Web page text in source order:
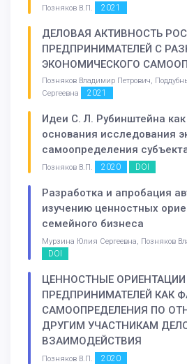
Позняков В.П. 2021
ДЕЛОВАЯ АКТИВНОСТЬ
ПРЕДПРИНИМАТЕЛЕЙ С
ЭКОНОМИЧЕСКОГО
Позняков Владимир Петрович,
Сергеевна
2021
Идеи С. Л. Рубинштейна
основания исследования
самоопределения
Позняков В.П. 2020 DOI
Разработка и апробация
изучению ценностных
семейного бизнеса
Мурзина Юлия Сергеевна, Позняков
DOI
ЦЕННОСТНЫЕ ОРИЕНТАЦИИ
ПРЕДПРИНИМАТЕЛЕЙ КАК
САМООПРЕДЕЛЕНИЯ ПО
ДРУГИМ УЧАСТНИКАМ
ВЗАИМОДЕЙСТВИЯ
Позняков В.П. 2020